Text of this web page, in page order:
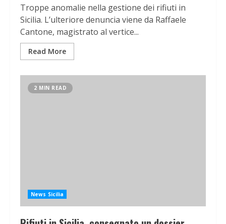
Troppe anomalie nella gestione dei rifiuti in
Sicilia. L’ulteriore denuncia viene da Raffaele
Cantone, magistrato al vertice...
Read More
2 MIN READ
News Sicilia